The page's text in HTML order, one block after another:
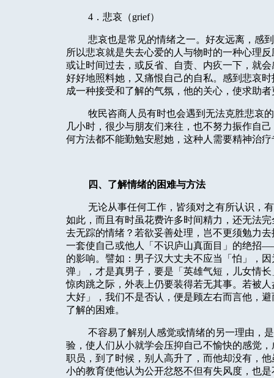
4 ．悲哀（grief）
悲哀也是常见的情绪之一。好友远离，感
所以悲哀就是失去心爱的人与物时的一种心理
或让时间过去，或反省、自责、内疚一下，就
好好地照料她，又痛恨自己的自私。感到悲哀
成一种接受和了解的气氛，他的关心，使求助
牧民咨商人员有时也会遇到无法克胜悲哀
几小时，很少与朋友们来往，也不努力振作自
何方法都不能勤勉安慰她，这种人需要精神治
四、了解情绪的困难与方法
无论从事任何工作，皆须对之有所认识，
如此，而且有时虽花费许多时间精力，还无法
去无踪的情绪？若欲妥善处理，岂不更须勉力
一套使自己或他人「不识庐山真面目」的绝招
的影响。譬如：男子汉大丈夫不应当「怕」，
弹」，才是真男子，要是「英雄气短，儿女情
惊肉跳之际，外表上仍要装得若无其事。若被
大好」，我们不是否认，便是顾左右而言他，
了解的困难。
不容易了解别人感觉或情绪的另一理由，
验，使人们从小就学会压抑自己不愉快的感觉
职员，到了时候，别人高升了，而他却没有，
小的教育使他认为公开忿怒不但有失风度，也